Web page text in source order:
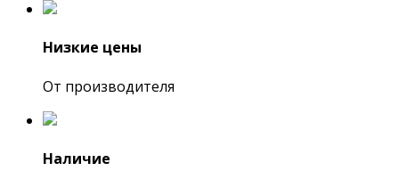
Низкие цены
От производителя
Наличие